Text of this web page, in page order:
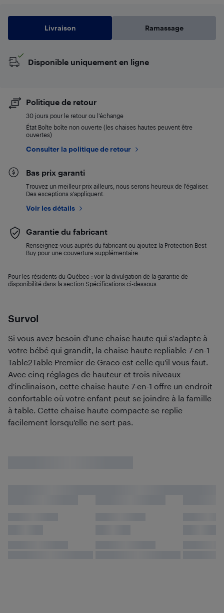
Survol
Si vous avez besoin d'une chaise haute qui s'adapte à
votre bébé qui grandit, la chaise haute repliable 7-en-1
Table2Table Premier de Graco est celle qu'il vous faut.
Avec cinq réglages de hauteur et trois niveaux
d'inclinaison, cette chaise haute 7-en-1 offre un endroit
confortable où votre enfant peut se joindre à la famille
à table. Cette chaise haute compacte se replie
facilement lorsqu'elle ne sert pas.
Livraison Ramassage
Disponible uniquement en ligne
Politique de retour
30 jours pour le retour ou l’échange
État Boîte boîte non ouverte (les chaises hautes peuvent être
ouvertes)
Consulter la politique de retour
Bas prix garanti
Trouvez un meilleur prix ailleurs, nous serons heureux de l’égaliser.
Des exceptions s’appliquent.
Voir les détails
Garantie du fabricant
Renseignez-vous auprès du fabricant ou ajoutez la Protection Best
Buy pour une couverture supplémentaire.
Pour les résidents du Québec : voir la divulgation de la garantie de
disponibilité dans la section Spécifications ci-dessous.